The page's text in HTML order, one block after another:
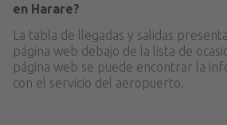
en Harare?
La tabla de llegadas y salidas
página web debajo de la lista de
página web se puede encontrar la
con el servicio del aeropuerto.